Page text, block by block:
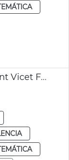
Nomenament clavariessa Sant Vicet Ferrer